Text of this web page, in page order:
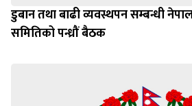
डुबान तथा बाढी व्यवस्थपन सम्बन्धी
समितिको पन्ध्रौं बैठक